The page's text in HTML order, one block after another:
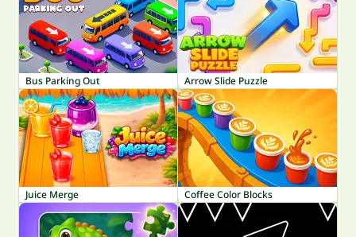
Bus Parking Out Arrow Slide Puzzle
Juice Merge Coffee Color Blocks